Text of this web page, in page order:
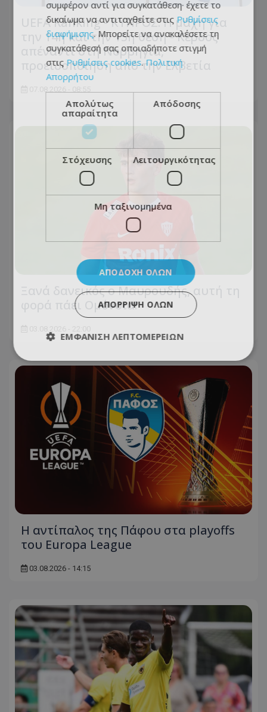
UEFA Ranking - ΚΥΠΡΟΣ: Η μάχη για
την 14η και την 15η θέση - Κέρδος
απέναντι στη Νορβηγία,
προειδοποίηση από την Ελβετία
Ξανά δανεικός ο Μαυρουδής, αυτή τη
φορά πάει Ομόνοια!
Η αντίπαλος της Πάφου στα playoffs
του Europa League
03.08.2026 - 14:15
συμφέρον αντί για συγκατάθεση· έχετε το
δικαίωμα να αντιταχθείτε στις Ρυθμίσεις
διαφήμισης. Μπορείτε να ανακαλέσετε τη
συγκατάθεσή σας οποιαδήποτε στιγμή
στις Ρυθμίσεις cookies. Πολιτική
Απορρήτου
Απολύτως
απαραίτητα
Απόδοσης
Στόχευσης Λειτουργικότητας
Μη ταξινομημένα
ΑΠΟΔΟΧΉ ΌΛΩΝ
ΑΠΌΡΡΙΨΗ ΌΛΩΝ
ΕΜΦΆΝΙΣΗ ΛΕΠΤΟΜΕΡΕΙΏΝ